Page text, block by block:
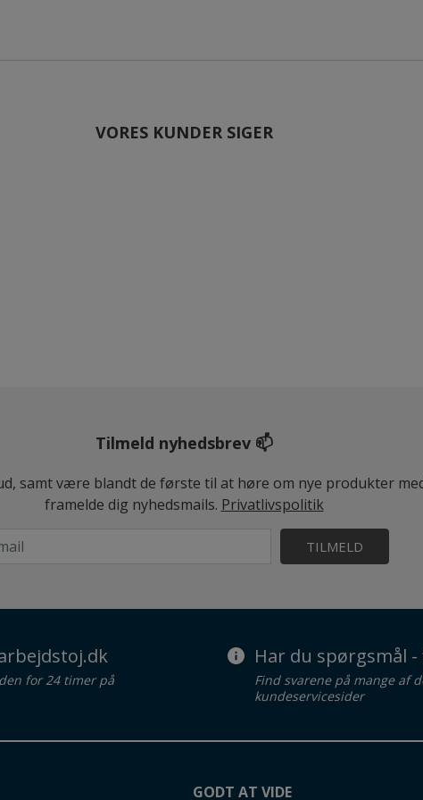
VORES KUNDER SIGER
Tilmeld nyhedsbrev 📫
samt være blandt de første til at høre om nye produkter
framelde dig nyhedsmails. Privatlivspolitik
TILMELD
for 24 timer på
Har du spørgsmål
Find svarene på mange af
kundeservicesider
GODT AT VIDE